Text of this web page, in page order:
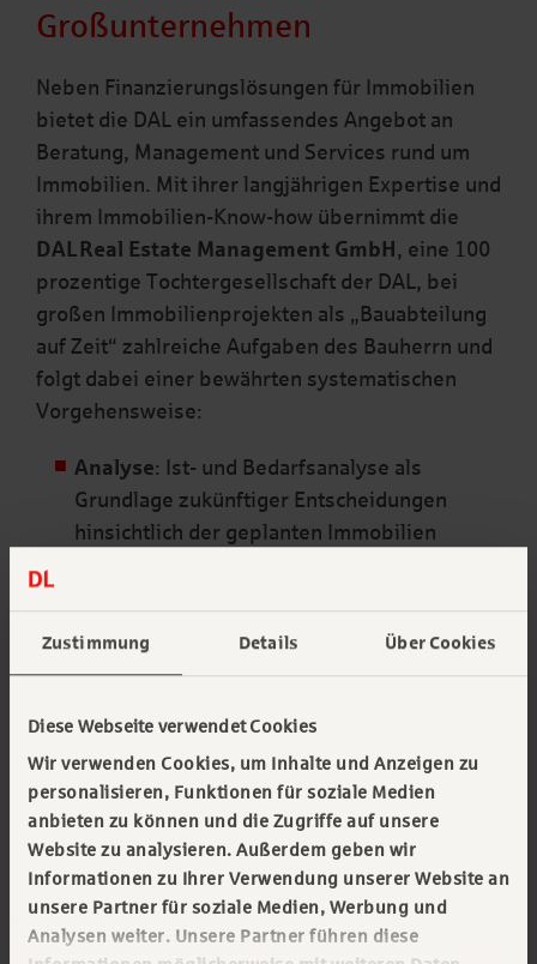
Zustimmung Details Über Cookies
Diese Webseite verwendet Cookies
Wir verwenden Cookies, um Inhalte und Anzeigen zu
personalisieren, Funktionen für soziale Medien
anbieten zu können und die Zugriffe auf unsere
Website zu analysieren. Außerdem geben wir
Informationen zu Ihrer Verwendung unserer Website an
unsere Partner für soziale Medien, Werbung und
Analysen weiter. Unsere Partner führen diese
Großunternehmen
Neben Finanzierungslösungen für Immobilien
bietet die DAL ein umfassendes Angebot an
Beratung, Management und Services rund um
Immobilien. Mit ihrer langjährigen Expertise und
ihrem Immobilien-Know-how übernimmt die
DAL Real Estate Management GmbH, eine 100
prozentige Tochtergesellschaft der DAL, bei
großen Immobilienprojekten als „Bauabteilung
auf Zeit“ zahlreiche Aufgaben des Bauherrn und
folgt dabei einer bewährten systematischen
Vorgehensweise:
Analyse: Ist- und Bedarfsanalyse als
Grundlage zukünftiger Entscheidungen
hinsichtlich der geplanten Immobilien
Standortanalysen vor und erstellt einen
Kostenplan inklusive Rahmenterminplan.
Planung
: Die DAL betreut das Projekt
die vorgesehenen Arbeitswelten, gleicht
Kundenwünsche mit ihren Benchmarks ab,
unterstützt Kunden bei
Architektenwettbewerben und bildet
anschließend ein geeignetes Projektteam.